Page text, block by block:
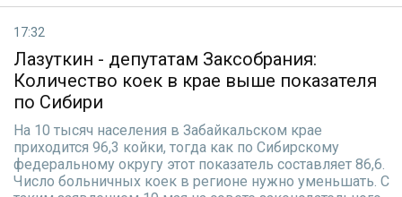
17:32
Лазуткин - депутатам Заксобрания:
Количество коек в крае выше показателя
по Сибири
На 10 тысяч населения в Забайкальском крае
приходится 96,3 койки, тогда как по Сибирскому
федеральному округу этот показатель составляет 86,6.
Число больничных коек в регионе нужно уменьшать. С